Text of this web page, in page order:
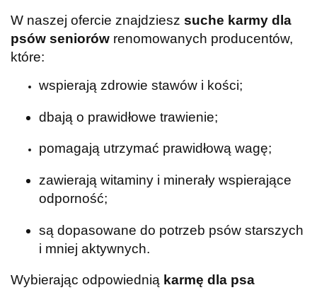
W naszej ofercie znajdziesz suche karmy dla
psów seniorów renomowanych producentów,
które:
wspierają zdrowie stawów i kości;
dbają o prawidłowe trawienie;
pomagają utrzymać prawidłową wagę;
zawierają witaminy i minerały wspierające
odporność;
są dopasowane do potrzeb psów starszych
i mniej aktywnych.
Wybierając odpowiednią karmę dla psa